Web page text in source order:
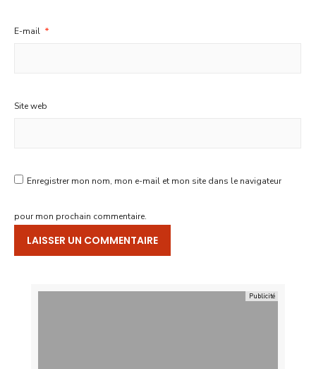
E-mail *
Site web
Enregistrer mon nom, mon e-mail et mon site dans le navigateur
pour mon prochain commentaire.